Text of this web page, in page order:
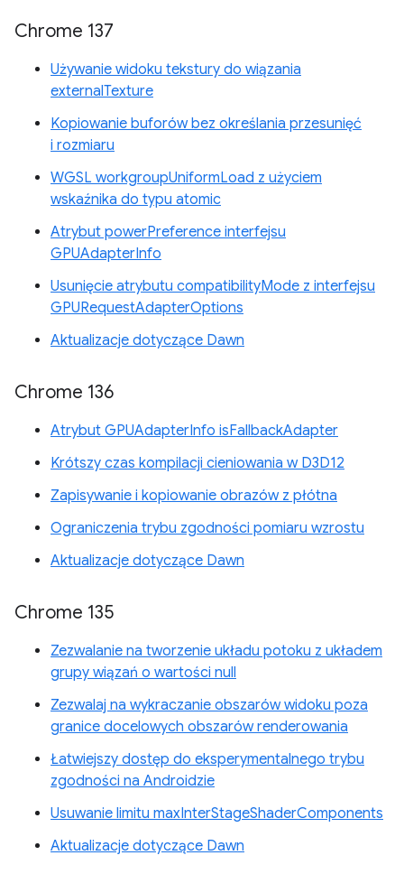
Chrome 137
Używanie widoku tekstury do wiązania
externalTexture
Kopiowanie buforów bez określania przesunięć
i rozmiaru
WGSL workgroupUniformLoad z użyciem
wskaźnika do typu atomic
Atrybut powerPreference interfejsu
GPUAdapterInfo
Usunięcie atrybutu compatibilityMode z interfejsu
GPURequestAdapterOptions
Aktualizacje dotyczące Dawn
Chrome 136
Atrybut GPUAdapterInfo isFallbackAdapter
Krótszy czas kompilacji cieniowania w D3D12
Zapisywanie i kopiowanie obrazów z płótna
Ograniczenia trybu zgodności pomiaru wzrostu
Aktualizacje dotyczące Dawn
Chrome 135
Zezwalanie na tworzenie układu potoku z układem
grupy wiązań o wartości null
Zezwalaj na wykraczanie obszarów widoku poza
granice docelowych obszarów renderowania
Łatwiejszy dostęp do eksperymentalnego trybu
zgodności na Androidzie
Usuwanie limitu maxInterStageShaderComponents
Aktualizacje dotyczące Dawn